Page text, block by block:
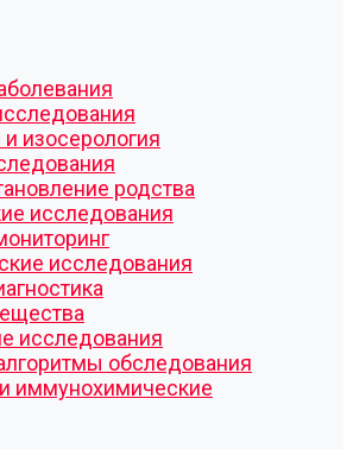
изосерология
родства
исследования
исследования
исследования
обследования
иммунохимические